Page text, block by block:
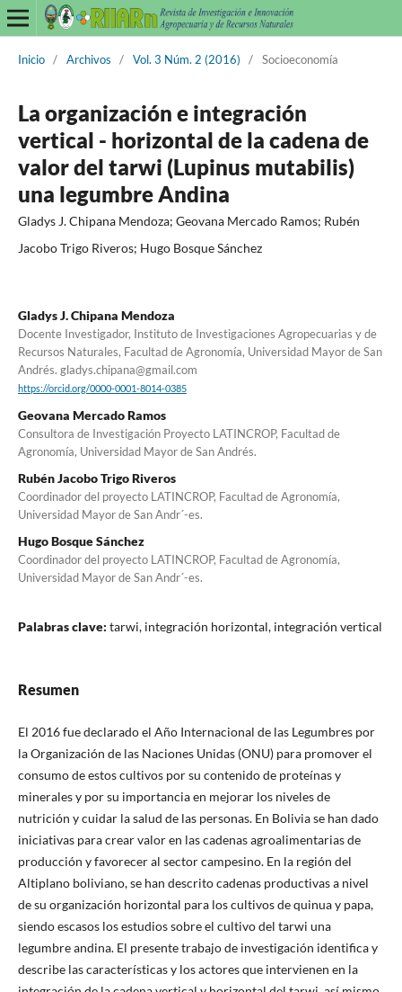
Inicio / Archivos / Vol. 3 Núm. 2 (2016) / Socioeconomía
La organización e integración
vertical - horizontal de la cadena de
valor del tarwi (Lupinus mutabilis)
una legumbre Andina
Gladys J. Chipana Mendoza; Geovana Mercado Ramos; Rubén
Jacobo Trigo Riveros; Hugo Bosque Sánchez
Gladys J. Chipana Mendoza
Docente Investigador, Instituto de Investigaciones Agropecuarias y de
Recursos Naturales, Facultad de Agronomía, Universidad Mayor de San
Andrés. gladys.chipana@gmail.com
https://orcid.org/0000-0001-8014-0385
Geovana Mercado Ramos
Consultora de Investigación Proyecto LATINCROP, Facultad de
Agronomía, Universidad Mayor de San Andrés.
Rubén Jacobo Trigo Riveros
Coordinador del proyecto LATINCROP, Facultad de Agronomía,
Universidad Mayor de San Andr´-es.
Hugo Bosque Sánchez
Coordinador del proyecto LATINCROP, Facultad de Agronomía,
Universidad Mayor de San Andr´-es.
Palabras clave: tarwi, integración horizontal, integración vertical
Resumen
El 2016 fue declarado el Año Internacional de las Legumbres por
la Organización de las Naciones Unidas (ONU) para promover el
consumo de estos cultivos por su contenido de proteínas y
minerales y por su importancia en mejorar los niveles de
nutrición y cuidar la salud de las personas. En Bolivia se han dado
iniciativas para crear valor en las cadenas agroalimentarias de
producción y favorecer al sector campesino. En la región del
Altiplano boliviano, se han descrito cadenas productivas a nivel
de su organización horizontal para los cultivos de quinua y papa,
siendo escasos los estudios sobre el cultivo del tarwi una
legumbre andina. El presente trabajo de investigación identifica y
describe las características y los actores que intervienen en la